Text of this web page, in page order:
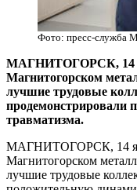
Фото: пресс-служба
​МАГНИТОГОРСК, 14
Магнитогорском
лучшие трудовые
продемонстрировали
травматизма.
МАГНИТОГОРСК, 14
Магнитогорском
лучшие трудовые